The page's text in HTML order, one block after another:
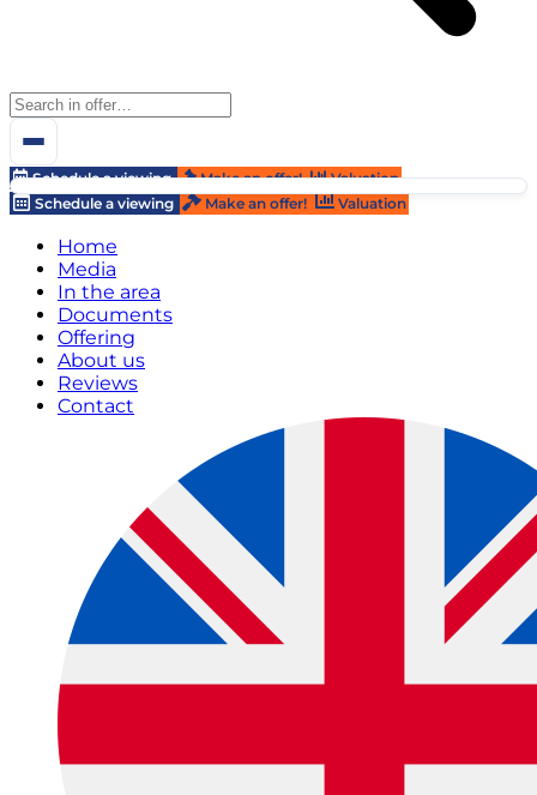
Schedule a viewing Make an offer!
Valuation
Schedule a viewing
Make an offer! Valuation
Home
Media
In the area
Documents
Offering
About us
Reviews
Contact